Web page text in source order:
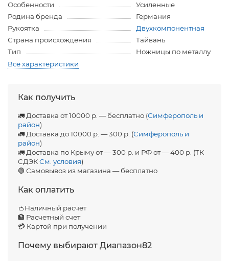
Особенности
Усиленные
Родина бренда
Германия
Рукоятка
Двухкомпонентная
Страна происхождения
Тайвань
Тип
Ножницы по металлу
Все характеристики
Как получить
🚛 Доставка от 10000 р. — бесплатно (Симферополь и
район)
🚛 Доставка до 10000 р. — 300 р. (Симферополь и
район)
🚛 Доставка по Крыму от — 300 р. и РФ от — 400 р. (ТК
СДЭКСм. условия)
🟢 Самовывоз из магазина — бесплатно
Как оплатить
👛Наличный расчет
🏦 Расчетный счет
💳 Картой при получении
Почему выбирают Диапазон82